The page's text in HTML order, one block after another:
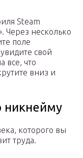
Steam
Через несколько
поле
свой
все, что
вниз и
никнейму
которого вы
труда.